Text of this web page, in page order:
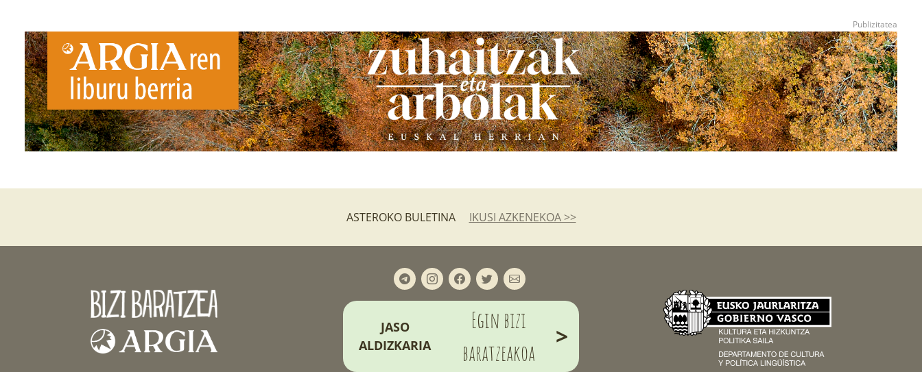
ASTEROKO BULETINA IKUSI AZKENEKOA >>
JASO
ALDIZKARIA
Egin bizi
baratzeakoa
>